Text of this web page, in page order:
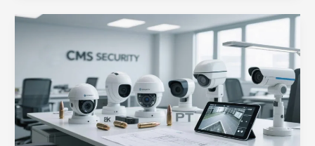
Lokasi
Kamera
Contoh
Penerapannya